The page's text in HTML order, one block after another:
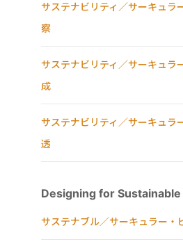
サステナビリティ／サーキュラ
察
サステナビリティ／サーキュラ
成
サステナビリティ／サーキュラ
透
Designing for
サステナブル／サーキュラー・